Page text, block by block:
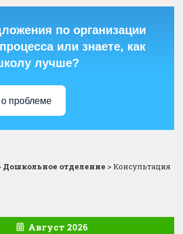
по организации
или знаете, как
лучше?
проблеме
Дошкольное отделение >Консультация
Август 2026